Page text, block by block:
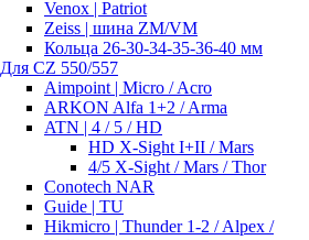
Venox | Patriot
Zeiss | шина ZM/VM
Кольца 26-30-34-35-36-40 мм
Для CZ 550/557
Aimpoint | Micro / Acro
ARKON Alfa 1+2 / Arma
ATN | 4 / 5 / HD
HD X-Sight I+II / Mars
4/5 X-Sight / Mars / Thor
Conotech NAR
Guide | TU
Hikmicro | Thunder 1-2 / Alpex /